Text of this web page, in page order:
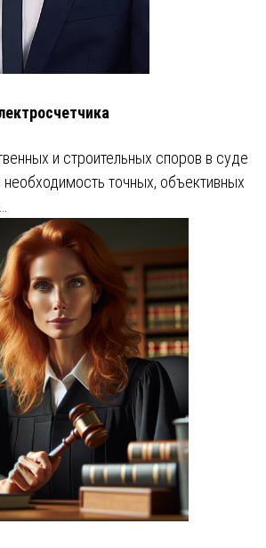
и строительных споров в суде
необходимость точных, объективных